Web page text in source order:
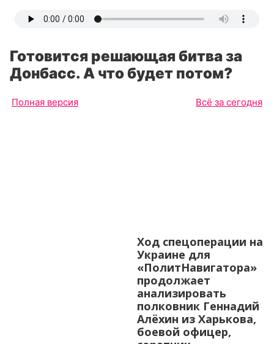
Готовится решающая битва за
Донбасс. А что будет потом?
Полная версия Всё за сегодня
Ход спецоперации на
Украине для
«ПолитНавигатора»
продолжает
анализировать
полковник Геннадий
Алёхин из Харькова,
боевой офицер,